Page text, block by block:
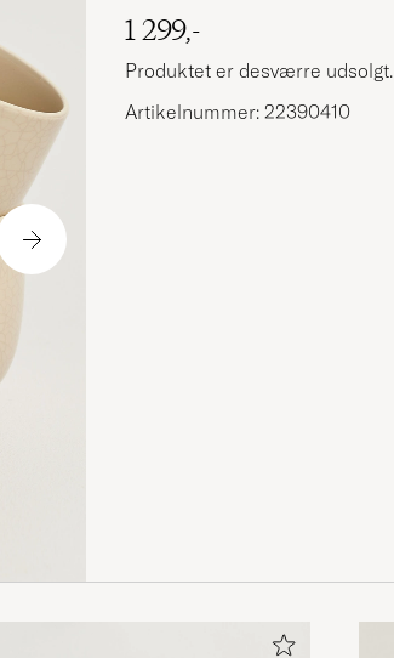
1 299,-
Produktet er desværre udsolgt.
Artikelnummer: 22390410